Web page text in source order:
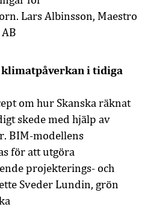
Lars Albinsson, Maestro
klimatpåverkan i tidiga
om hur Skanska räknat
skede med hjälp av
BIM-modellens
för att utgöra
projekterings- och
Sveder Lundin, grön